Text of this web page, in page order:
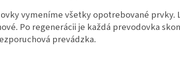
vymeníme všetky opotrebované prvky.
Po regenerácii je každá prevodovka
prevádzka.